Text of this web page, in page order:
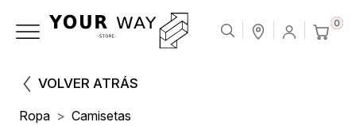
0
VOLVER ATRÁS
Ropa
Camisetas